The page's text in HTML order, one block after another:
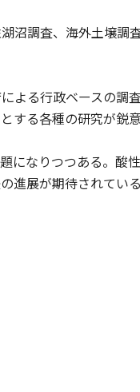
沼調査、海外土壌調
よる行政ベースの調
する各種の研究が鋭
になりつつある。酸
進展が期待されている